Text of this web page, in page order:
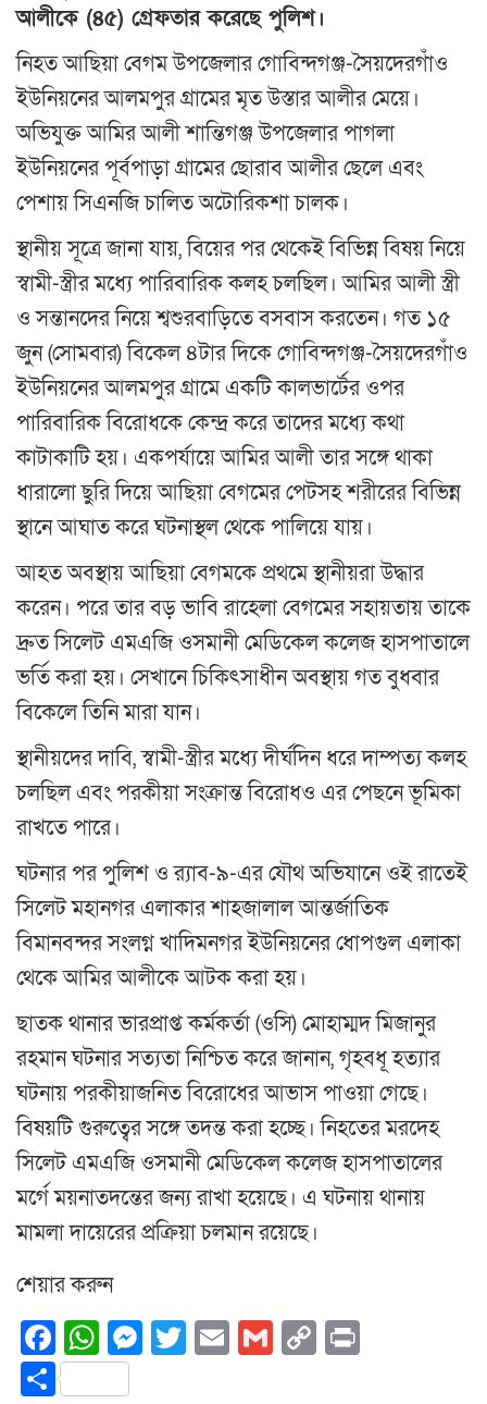
আলীকে (৪৫) গ্রেফতার করেছে পুলিশ।
নিহত আছিয়া বেগম উপজেলার গোবিন্দগঞ্জ-সৈয়দেরগাঁও
ইউনিয়নের আলমপুর গ্রামের মৃত উস্তার আলীর মেয়ে।
অভিযুক্ত আমির আলী শান্তিগঞ্জ উপজেলার পাগলা
ইউনিয়নের পূর্বপাড়া গ্রামের ছোরাব আলীর ছেলে এবং
পেশায় সিএনজি চালিত অটোরিকশা চালক।
স্থানীয় সূত্রে জানা যায়, বিয়ের পর থেকেই বিভিন্ন বিষয় নিয়ে
স্বামী-স্ত্রীর মধ্যে পারিবারিক কলহ চলছিল। আমির আলী স্ত্রী
ও সন্তানদের নিয়ে শ্বশুরবাড়িতে বসবাস করতেন। গত ১৫
জুন (সোমবার) বিকেল ৪টার দিকে গোবিন্দগঞ্জ-সৈয়দেরগাঁও
ইউনিয়নের আলমপুর গ্রামে একটি কালভার্টের ওপর
পারিবারিক বিরোধকে কেন্দ্র করে তাদের মধ্যে কথা
কাটাকাটি হয়। একপর্যায়ে আমির আলী তার সঙ্গে থাকা
ধারালো ছুরি দিয়ে আছিয়া বেগমের পেটসহ শরীরের বিভিন্ন
স্থানে আঘাত করে ঘটনাস্থল থেকে পালিয়ে যায়।
আহত অবস্থায় আছিয়া বেগমকে প্রথমে স্থানীয়রা উদ্ধার
করেন। পরে তার বড় ভাবি রাহেলা বেগমের সহায়তায় তাকে
দ্রুত সিলেট এমএজি ওসমানী মেডিকেল কলেজ হাসপাতালে
ভর্তি করা হয়। সেখানে চিকিৎসাধীন অবস্থায় গত বুধবার
বিকেলে তিনি মারা যান।
স্থানীয়দের দাবি, স্বামী-স্ত্রীর মধ্যে দীর্ঘদিন ধরে দাম্পত্য কলহ
চলছিল এবং পরকীয়া সংক্রান্ত বিরোধও এর পেছনে ভূমিকা
রাখতে পারে।
ঘটনার পর পুলিশ ও র‌্যাব-৯-এর যৌথ অভিযানে ওই রাতেই
সিলেট মহানগর এলাকার শাহজালাল আন্তর্জাতিক
বিমানবন্দর সংলগ্ন খাদিমনগর ইউনিয়নের ধোপগুল এলাকা
থেকে আমির আলীকে আটক করা হয়।
ছাতক থানার ভারপ্রাপ্ত কর্মকর্তা (ওসি) মোহাম্মদ মিজানুর
রহমান ঘটনার সত্যতা নিশ্চিত করে জানান, গৃহবধূ হত্যার
ঘটনায় পরকীয়াজনিত বিরোধের আভাস পাওয়া গেছে।
বিষয়টি গুরুত্বের সঙ্গে তদন্ত করা হচ্ছে। নিহতের মরদেহ
সিলেট এমএজি ওসমানী মেডিকেল কলেজ হাসপাতালের
মর্গে ময়নাতদন্তের জন্য রাখা হয়েছে। এ ঘটনায় থানায়
মামলা দায়েরের প্রক্রিয়া চলমান রয়েছে।
শেয়ার করুন
Facebook
WhatsApp
Messenger
Twitter
EmailGmail
Copy
Share